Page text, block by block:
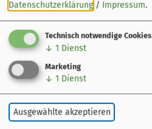
Kurzinfo
Streckenführung
Orte am Weg
Gebiete am Weg
Sehenswert
Ausflugsziele
Veranstaltungen
Tourentipps
Datenschutzerklärung / Impressum.
Technisch notwendige Cookies
↓ 1 Dienst
Marketing
↓ 1 Dienst
Ausgewählte akzeptieren